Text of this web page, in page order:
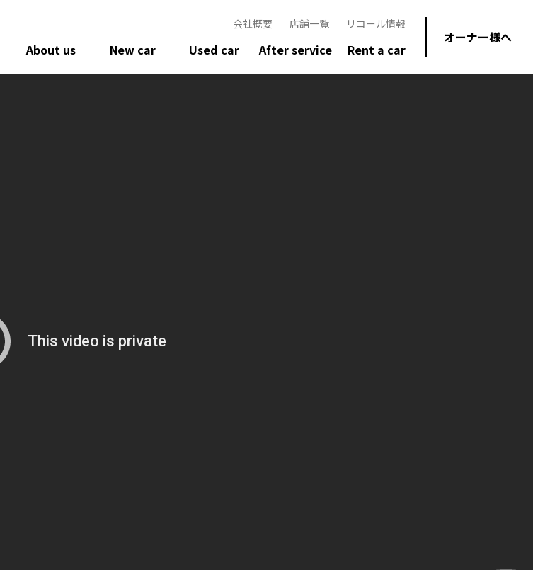
About us New car Used car After service Rent a car
オーナー様へ
会社概要 店舗一覧 リコール情報